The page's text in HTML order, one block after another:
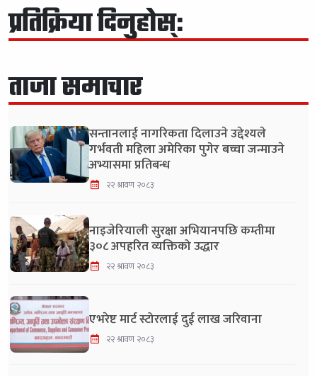
प्रतिक्रिया दिनुहोस्:
ताजा समाचार
सन्तानलाई नागरिकता दिलाउने उद्देश्यले
गर्भवती महिला अमेरिका पुगेर बच्चा जन्माउने
अभ्यासमा प्रतिबन्ध
२२ श्रावण २०८३
नाइजेरियाली सुरक्षा अभियानपछि कम्तीमा
३०८ अपहरित व्यक्तिको उद्धार
२२ श्रावण २०८३
एभरेष्ट मार्ट स्टोरलाई दुई लाख जरिवाना
२२ श्रावण २०८३